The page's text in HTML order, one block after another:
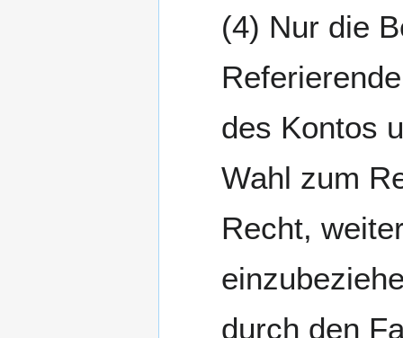
Nur die
des Kontos
Wahl zum
Recht,
durch den